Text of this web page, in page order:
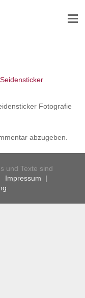
Fotografie
abzugeben.
und Texte sind
Impressum |